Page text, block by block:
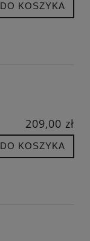
DO KOSZYKA
209,00 zł
DO KOSZYKA